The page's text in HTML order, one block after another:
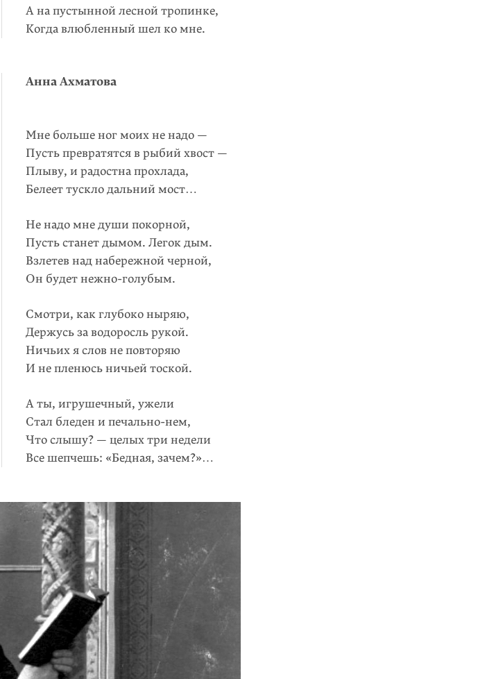
А на пустынной лесной тропинке,
Когда влюбленный шел ко мне.
Анна Ахматова
Мне больше ног моих не надо —
Пусть превратятся в рыбий хвост —
Плыву, и радостна прохлада,
Белеет тускло дальний мост…
Не надо мне души покорной,
Пусть станет дымом. Лeгок дым.
Взлетев над набережной черной,
Он будет нежно-голубым.
Смотри, как глубоко ныряю,
Держусь за водоросль рукой.
Ничьих я слов не повторяю
И не пленюсь ничьей тоской.
А ты, игрушечный, ужели
Стал бледен и печально-нем,
Что слышу? — целых три недели
Все шепчешь: «Бедная, зачем?»…